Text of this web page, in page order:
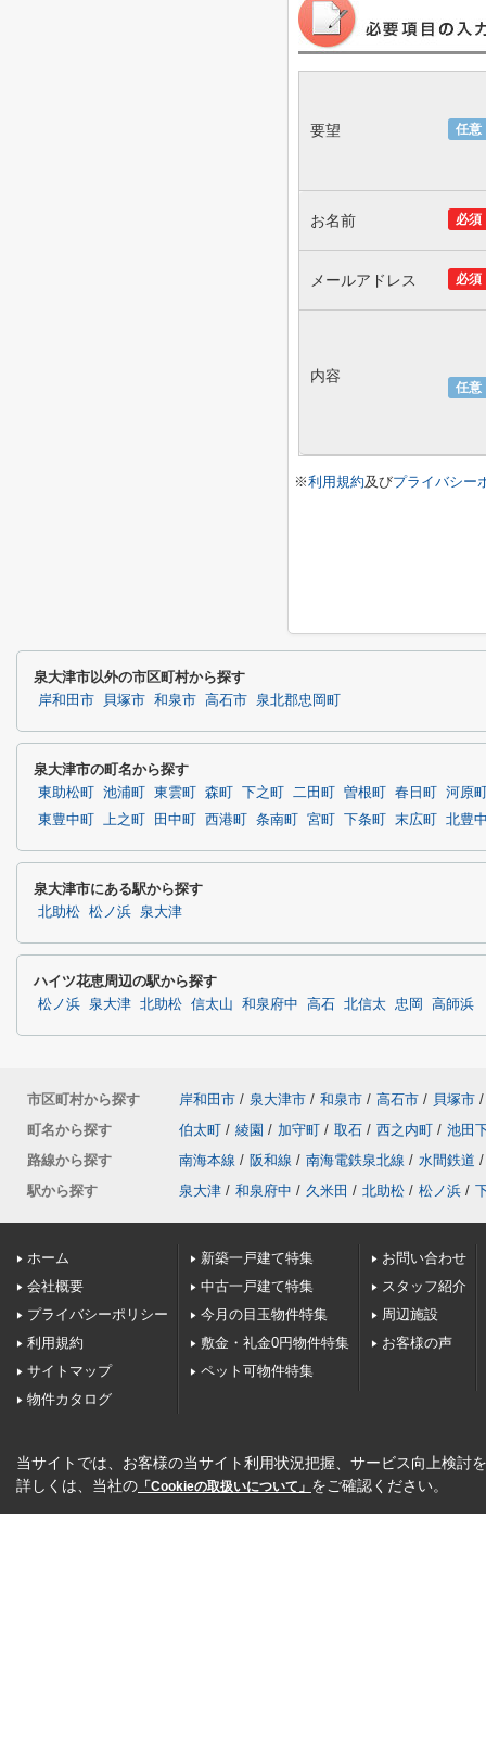
任意
要望
必須
お名前
必須
メールアドレス
任意
内容
※利用規約及びプライバシー
泉大津市以外の市区町村から探す
岸和田市 貝塚市 和泉市 高石市 泉北郡忠岡町
泉大津市の町名から探す
東助松町 池浦町 東雲町 森町 下之町 二田町 曽根町 春日町
河原
東豊中町
上之町 田中町 西港町 条南町 宮町 下条町 末広町 北豊
泉大津市にある駅から探す
北助松 松ノ浜 泉大津
ハイツ花恵周辺の駅から探す
松ノ浜 泉大津 北助松 信太山 和泉府中 高石 北信太 忠岡 高師浜
市区町村から探す 岸和田市 / 泉大津市 / 和泉市 / 高石市 / 貝塚市 /
町名から探す
伯太町 / 綾園 / 加守町 / 取石 / 西之内町 / 池田
路線から探す
南海本線 / 阪和線 / 南海電鉄泉北線 / 水間鉄道 /
駅から探す
泉大津 / 和泉府中 / 久米田 / 北助松 / 松ノ浜 /
ホーム
会社概要
プライバシーポリシー
利用規約
サイトマップ
物件カタログ
新築一戸建て特集
中古一戸建て特集
今月の目玉物件特集
敷金・礼金0円物件特集
ペット可物件特集
お問い合わせ
スタッフ紹介
周辺施設
お客様の声
当サイトでは、お客様の当サイト利用状況把握、サービス向上検討
詳しくは、当社の 「Cookieの取扱いについて」 をご確認ください。